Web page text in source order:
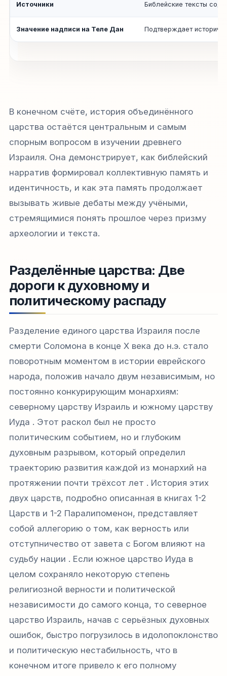
Источники Библейские тексты
Значение надписи на Теле Дан Подтверждает
В конечном счёте, история объединённого
царства остаётся центральным и самым
спорным вопросом в изучении древнего
Израиля. Она демонстрирует, как библейский
нарратив формировал коллективную память и
идентичность, и как эта память продолжает
вызывать живые дебаты между учёными,
стремящимися понять прошлое через призму
археологии и текста.
Разделённые царства: Две
дороги к духовному и
политическому распаду
Разделение единого царства Израиля после
смерти Соломона в конце X века до н.э. стало
поворотным моментом в истории еврейского
народа, положив начало двум независимым, но
постоянно конкурирующим монархиям:
северному царству Израиль и южному царству
Иуда . Этот раскол был не просто
политическим событием, но и глубоким
духовным разрывом, который определил
траекторию развития каждой из монархий на
протяжении почти трёхсот лет . История этих
двух царств, подробно описанная в книгах 1-2
Царств и 1-2 Паралипоменон, представляет
собой аллегорию о том, как верность или
отступничество от завета с Богом влияют на
судьбу нации . Если южное царство Иуда в
целом сохраняло некоторую степень
религиозной верности и политической
независимости до самого конца, то северное
царство Израиль, начав с серьёзных духовных
ошибок, быстро погрузилось в идолопоклонство
и политическую нестабильность, что в
конечном итоге привело к его полному